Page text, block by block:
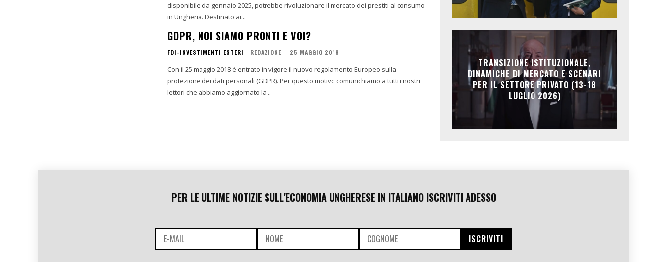
disponibile da gennaio 2025, potrebbe rivoluzionare il mercato dei prestiti al consumo
in Ungheria. Destinato ai...
GDPR, NOI SIAMO PRONTI E VOI?
FDI-INVESTIMENTI ESTERI REDAZIONE - 25 MAGGIO 2018
Con il 25 maggio 2018 è entrato in vigore il nuovo regolamento Europeo sulla
protezione dei dati personali (GDPR). Per questo motivo comunichiamo a tutti i nostri
lettori che abbiamo aggiornato la...
TRANSIZIONE ISTITUZIONALE,
DINAMICHE DI MERCATO E SCENARI
PER IL SETTORE PRIVATO (13-18
LUGLIO 2026)
PER LE ULTIME NOTIZIE SULL'ECONOMIA UNGHERESE IN ITALIANO ISCRIVITI ADESSO